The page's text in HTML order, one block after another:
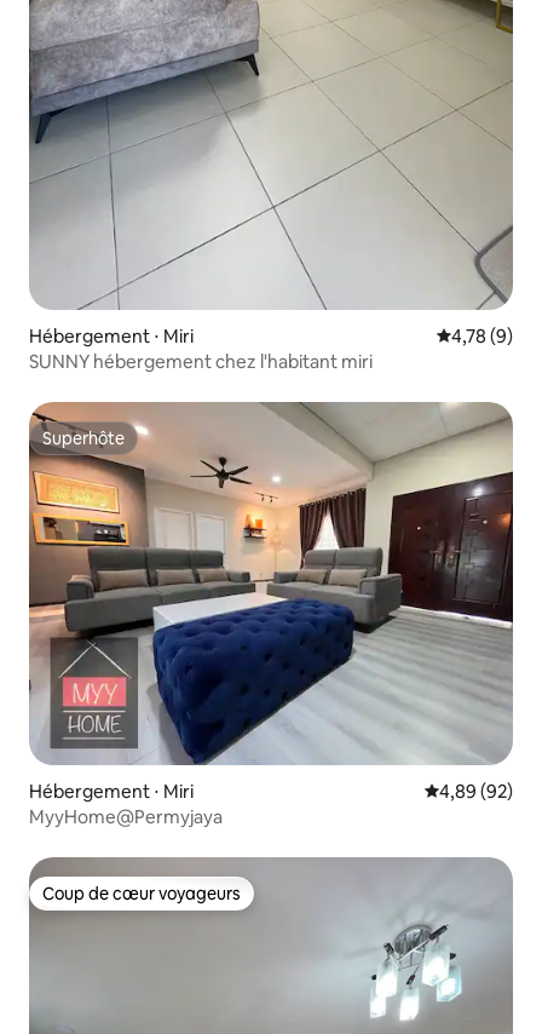
Hébergement ⋅ Miri Évaluation
4,78 (9)
SUNNY hébergement chez l'habitant miri
Superhôte
Superhôte
Hébergement ⋅ Miri Évaluation
4,89 (92)
MyyHome@Permyjaya
Coup de cœur voyageurs
Coup de cœur voyageurs